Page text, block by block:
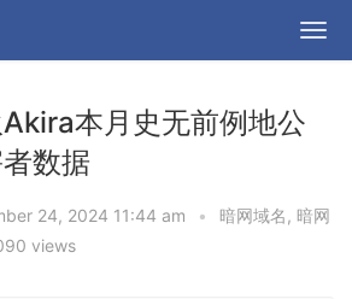
本月史无前例地公
数据
24, 2024 11:44 am • 暗网域名 , 暗网
views